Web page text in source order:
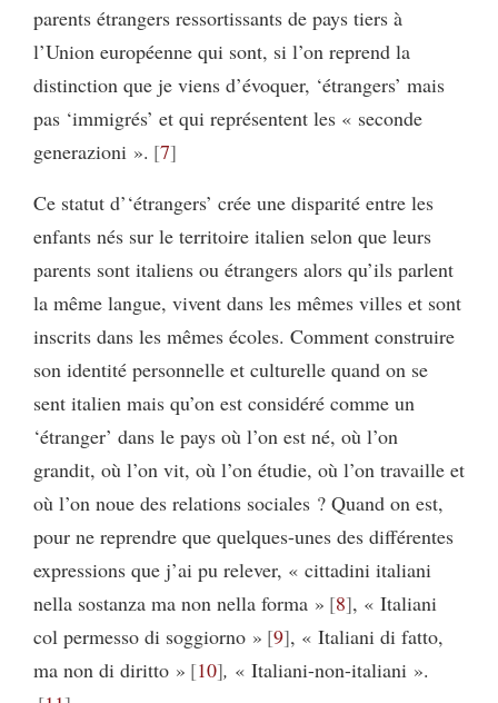
parents étrangers ressortissants de pays tiers à
l’Union européenne qui sont, si l’on reprend la
distinction que je viens d’évoquer, ‘étrangers’ mais
pas ‘immigrés’ et qui représentent les « seconde
generazioni ». 7
Ce statut d’‘étrangers’ crée une disparité entre les
enfants nés sur le territoire italien selon que leurs
parents sont italiens ou étrangers alors qu’ils parlent
la même langue, vivent dans les mêmes villes et sont
inscrits dans les mêmes écoles. Comment construire
son identité personnelle et culturelle quand on se
sent italien mais qu’on est considéré comme un
‘étranger’ dans le pays où l’on est né, où l’on
grandit, où l’on vit, où l’on étudie, où l’on travaille et
où l’on noue des relations sociales ? Quand on est,
pour ne reprendre que quelques-unes des différentes
expressions que j’ai pu relever, « cittadini italiani
nella sostanza ma non nella forma » 8 , « Italiani
col permesso di soggiorno » 9 , « Italiani di fatto,
ma non di diritto » 10 , « Italiani-non-italiani ».